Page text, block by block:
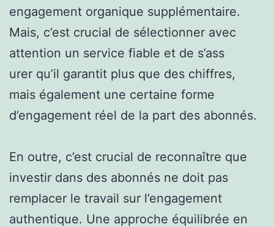
engagement organique supplémentaire.
Mais, c’est crucial de sélectionner avec
attention un service fiable et de s’ass
urer qu’il garantit plus que des chiffres,
mais également une certaine forme
d’engagement réel de la part des abonnés.
En outre, c’est crucial de reconnaître que
investir dans des abonnés ne doit pas
remplacer le travail sur l’engagement
authentique. Une approche équilibrée en